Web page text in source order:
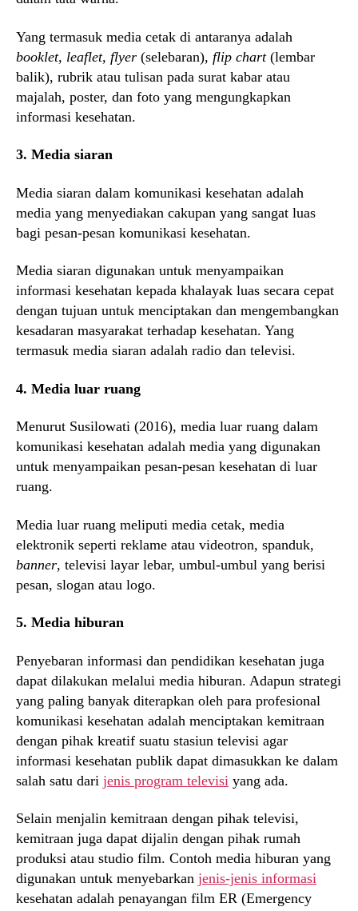
Yang termasuk media cetak di antaranya adalah
booklet, leaflet, flyer (selebaran), flip chart(lembar
balik), rubrik atau tulisan pada surat kabar atau
majalah, poster, dan foto yang mengungkapkan
informasi kesehatan.
3. Media siaran
Media siaran dalam komunikasi kesehatan adalah
media yang menyediakan cakupan yang sangat luas
bagi pesan-pesan komunikasi kesehatan.
Media siaran digunakan untuk menyampaikan
informasi kesehatan kepada khalayak luas secara cepat
dengan tujuan untuk menciptakan dan mengembangkan
kesadaran masyarakat terhadap kesehatan. Yang
termasuk media siaran adalah radio dan televisi.
4. Media luar ruang
Menurut Susilowati (2016), media luar ruang dalam
komunikasi kesehatan adalah media yang digunakan
untuk menyampaikan pesan-pesan kesehatan di luar
ruang.
Media luar ruang meliputi media cetak, media
elektronik seperti reklame atau videotron, spanduk,
banner, televisi layar lebar, umbul-umbul yang berisi
pesan, slogan atau logo.
5. Media hiburan
Penyebaran informasi dan pendidikan kesehatan juga
dapat dilakukan melalui media hiburan. Adapun strategi
yang paling banyak diterapkan oleh para profesional
komunikasi kesehatan adalah menciptakan kemitraan
dengan pihak kreatif suatu stasiun televisi agar
informasi kesehatan publik dapat dimasukkan ke dalam
salah satu dari jenis program televisi yang ada.
Selain menjalin kemitraan dengan pihak televisi,
kemitraan juga dapat dijalin dengan pihak rumah
produksi atau studio film. Contoh media hiburan yang
digunakan untuk menyebarkan jenis-jenis informasi
kesehatan adalah penayangan film ER (Emergency